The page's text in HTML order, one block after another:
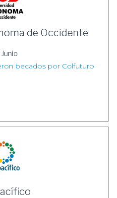
de Occidente
becados por Colfuturo